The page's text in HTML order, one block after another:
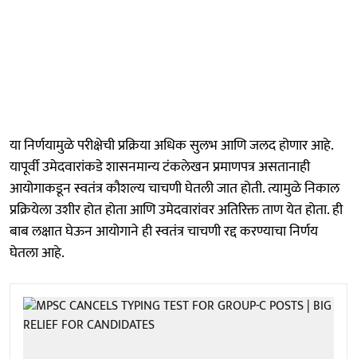
या निर्णयामुळे परीक्षेची प्रक्रिया अधिक सुलभ आणि जलद होणार आहे.
यापूर्वी उमेदवारांकडे शासनमान्य टंकलेखन प्रमाणपत्र असतानाही
आयोगाकडून स्वतंत्र कौशल्य चाचणी घेतली जात होती. त्यामुळे निकाल
प्रक्रियेला उशीर होत होता आणि उमेदवारांवर अतिरिक्त ताण येत होता. ही
बाब लक्षात घेऊन आयोगाने ही स्वतंत्र चाचणी रद्द करण्याचा निर्णय
घेतला आहे.